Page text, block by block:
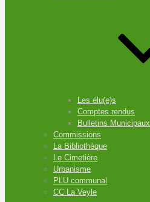
Les élu(e)s
Comptes rendus
Bulletins Municipaux
Commissions
La Bibliothèque
Le Cimetière
Urbanisme
PLU communal
CC La Veyle